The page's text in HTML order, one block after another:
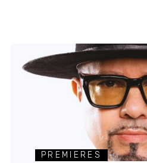
PREMIERES